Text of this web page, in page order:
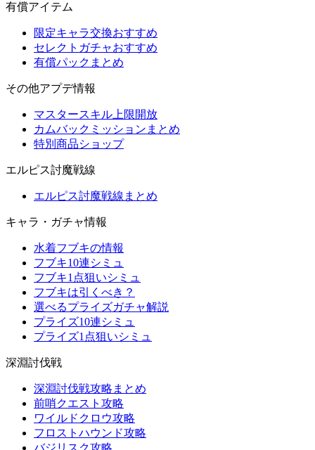
有償アイテム
限定キャラ交換おすすめ
セレクトガチャおすすめ
有償パックまとめ
その他アプデ情報
マスタースキル上限開放
カムバックミッションまとめ
特別商品ショップ
エルピス討魔戦線
エルピス討魔戦線まとめ
キャラ・ガチャ情報
水着フブキの情報
フブキ10連シミュ
フブキ1点狙いシミュ
フブキは引くべき？
選べるプライズガチャ解説
プライズ10連シミュ
プライズ1点狙いシミュ
深淵討伐戦
深淵討伐戦攻略まとめ
前哨クエスト攻略
ワイルドクロウ攻略
フロストハウンド攻略
バジリスク攻略